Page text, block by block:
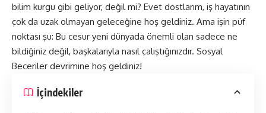
bilim kurgu gibi geliyor, değil mi? Evet dostlarım, iş hayatının
çok da uzak olmayan geleceğine hoş geldiniz. Ama işin püf
noktası şu: Bu cesur yeni dünyada önemli olan sadece ne
bildiğiniz değil, başkalarıyla nasıl çalıştığınızdır. Sosyal
Beceriler devrimine hoş geldiniz!
İçindekiler